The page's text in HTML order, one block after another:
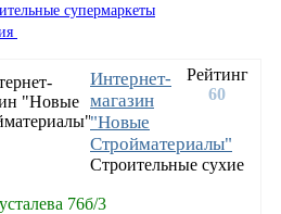
супермаркеты
Рейтинг
60
Интернет-
магазин
"Новые
Стройматериалы"
Строительные сухие
76б/3